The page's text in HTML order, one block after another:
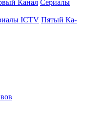
Ка­нал Се­риа­лы
ICTV Пя­тый Ка­